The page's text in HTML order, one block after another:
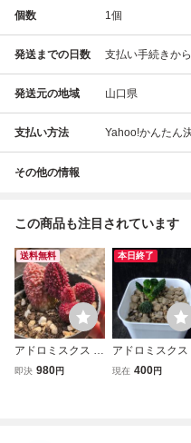
個数 1個
発送までの日数 支払い手続きか
発送元の地域 山口県
支払い方法 Yahoo!かんたん
その他の情報
この商品も注目されています
送料無料
アドロミスクス レ
ッドドリアン ヘレ
即決 980円
本日終了
アドロミスクス
ッドドリアン ポ
現在 400円